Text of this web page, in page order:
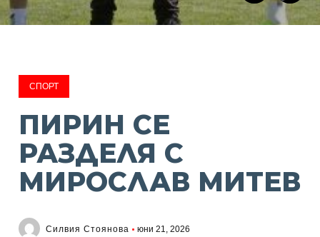
СПОРТ
ПИРИН СЕ
РАЗДЕЛЯ С
МИРОСЛАВ МИТЕВ
Силвия Стоянова юни 21, 2026